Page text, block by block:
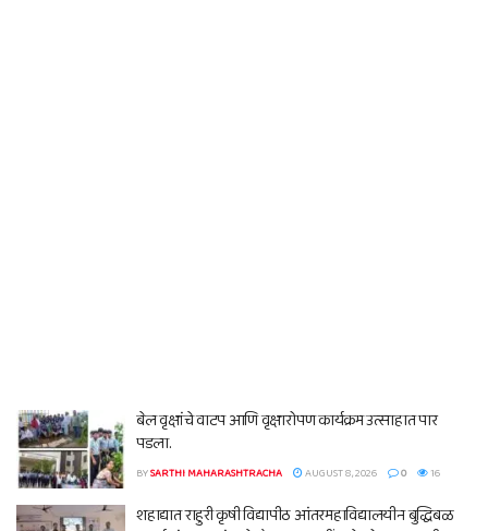
बेल वृक्षांचे वाटप आणि वृक्षारोपण कार्यक्रम उत्साहात पार
पडला.
BYSARTHI MAHARASHTRACHA AUGUST 8, 2026 0 16
शहाद्यात राहुरी कृषी विद्यापीठ आंतरमहाविद्यालयीन बुद्धिबळ